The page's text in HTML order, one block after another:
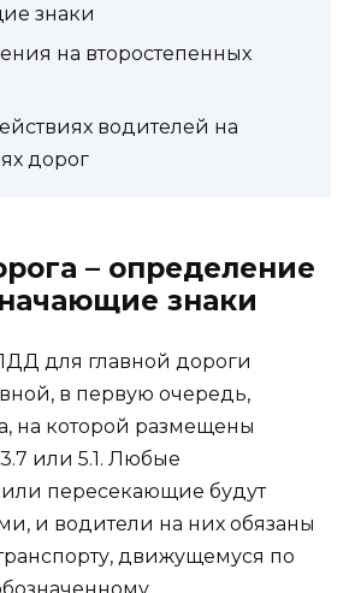
знаки
на второстепенных
водителей на
дорог
– определение
знаки
для главной дороги
в первую очередь,
на которой размещены
или 5.1. Любые
пересекающие будут
и водители на них обязаны
движущемуся по